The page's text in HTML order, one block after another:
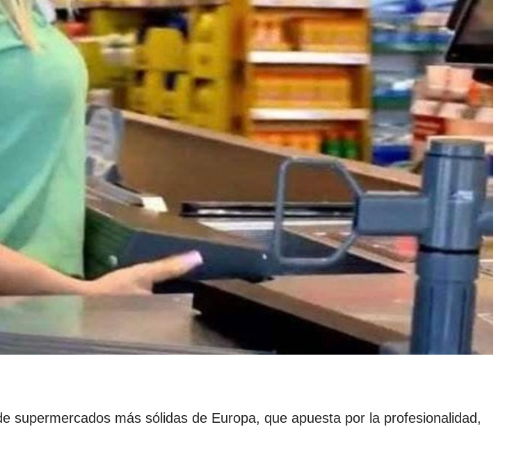
supermercados más sólidas de Europa, que apuesta por la profesionalidad,